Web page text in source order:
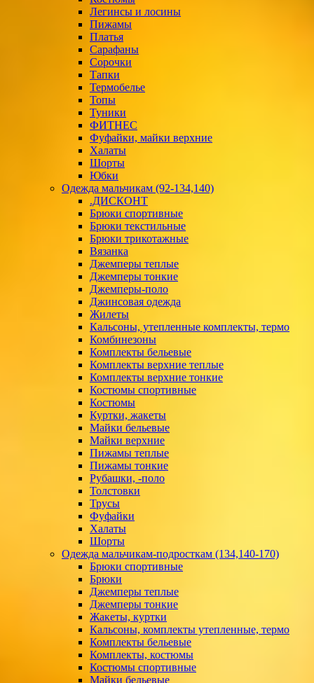
Легинсы и лосины
Пижамы
Платья
Сарафаны
Сорочки
Тапки
Термобелье
Топы
Туники
ФИТНЕС
Фуфайки, майки верхние
Халаты
Шорты
Юбки
Одежда мальчикам (92-134,140)
.ДИСКОНТ
Брюки спортивные
Брюки текстильные
Брюки трикотажные
Вязанка
Джемперы теплые
Джемперы тонкие
Джемперы-поло
Джинсовая одежда
Жилеты
Кальсоны, утепленные комплекты, термо
Комбинезоны
Комплекты бельевые
Комплекты верхние теплые
Комплекты верхние тонкие
Костюмы спортивные
Костюмы
Куртки, жакеты
Майки бельевые
Майки верхние
Пижамы теплые
Пижамы тонкие
Рубашки, -поло
Толстовки
Трусы
Фуфайки
Халаты
Шорты
Одежда мальчикам-подросткам (134,140-170)
Брюки спортивные
Брюки
Джемперы теплые
Джемперы тонкие
Жакеты, куртки
Кальсоны, комплекты утепленные, термо
Комплекты бельевые
Комплекты, костюмы
Костюмы спортивные
Майки бельевые